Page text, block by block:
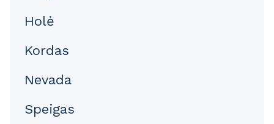
Holė
Kordas
Nevada
Speigas